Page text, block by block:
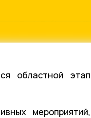
областной этап
мероприятий,